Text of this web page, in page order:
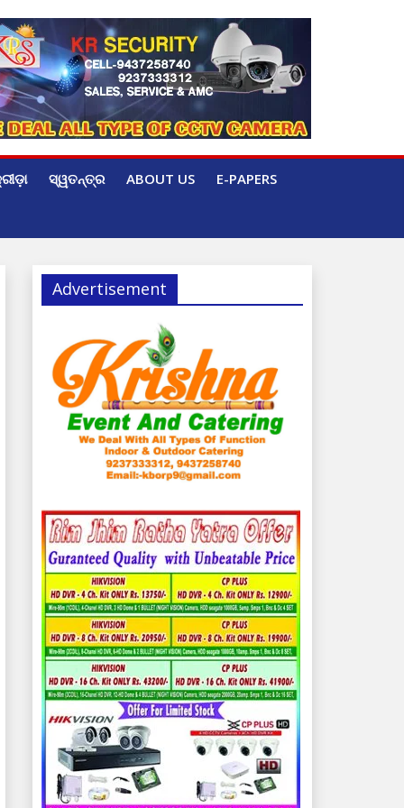
ସ୍ୱତନ୍ତ୍ର ABOUT US E-PAPERS
Advertisement